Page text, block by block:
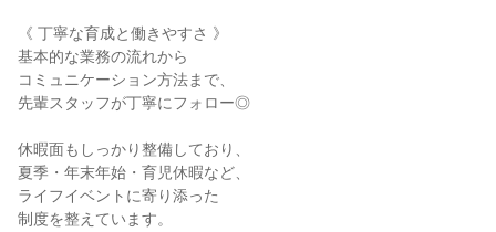
《 丁寧な育成と働きやすさ 》
基本的な業務の流れから
コミュニケーション方法まで、
先輩スタッフが丁寧にフォロー◎
休暇面もしっかり整備しており、
夏季・年末年始・育児休暇など、
ライフイベントに寄り添った
制度を整えています。